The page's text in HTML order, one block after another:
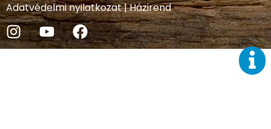
Adatvédelmi nyilatkozat|Házirend